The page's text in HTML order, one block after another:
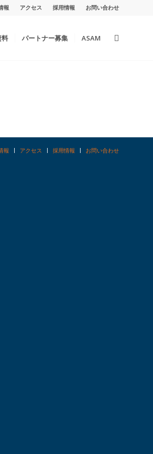
報 アクセス 採用情報 お問い合わせ
料 パートナー募集 ASAM
報 アクセス 採用情報 お問い合わせ